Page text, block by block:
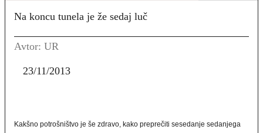
Na koncu tunela je že sedaj luč
Avtor: UR
23/11/2013
Kakšno potrošništvo je še zdravo, kako preprečiti sesedanje sedanjega